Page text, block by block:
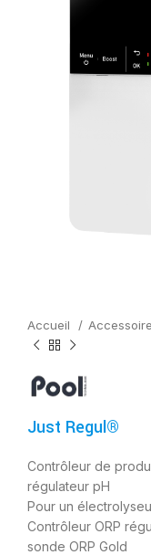
Accueil
Just Regul®
Contrôleur de
régulateur pH
Pour un
Contrôleur ORP
sonde ORP Gold